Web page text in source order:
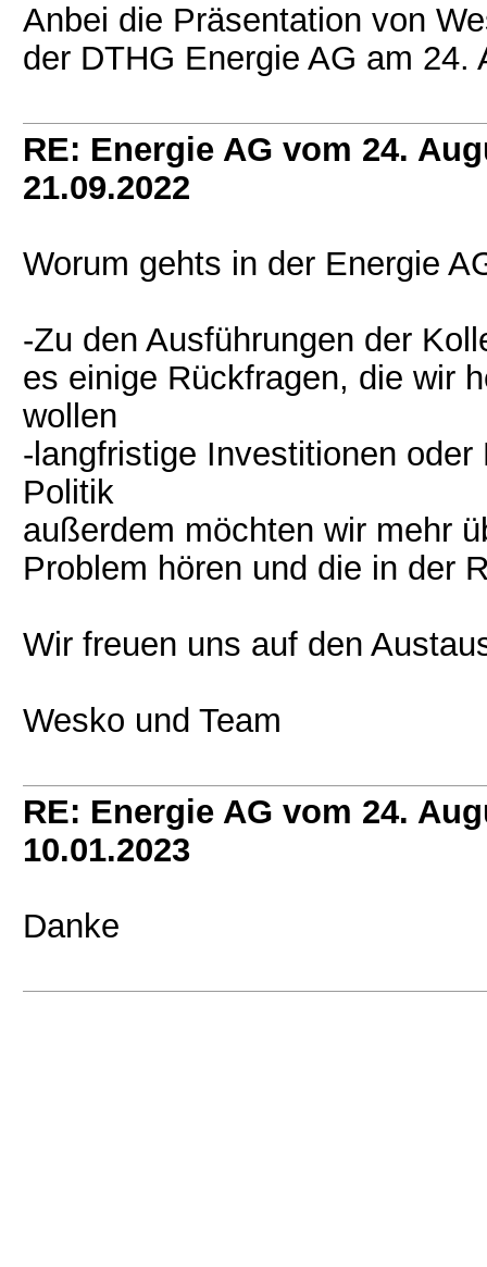
Anbei die Präsentation von
der DTHG Energie AG am 24.
RE: Energie AG vom 24.
21.09.2022
Worum gehts in der Energie
-Zu den Ausführungen der
es einige Rückfragen, die wir
wollen
-langfristige Investitionen
Politik
außerdem möchten wir mehr
Problem hören und die in der
Wir freuen uns auf den
Wesko und Team
RE: Energie AG vom 24.
10.01.2023
Danke